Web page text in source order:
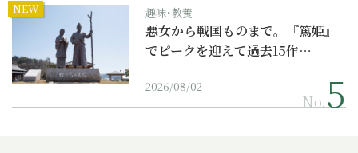
NEW 趣味･教養
悪女から戦国ものまで。『篤姫』
でピークを迎えて過去15作…
2026/08/02
No.